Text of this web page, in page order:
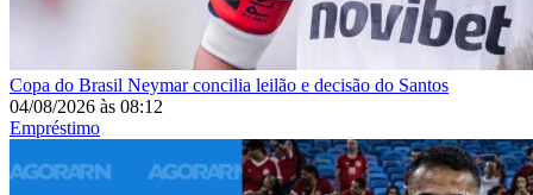
Copa do Brasil Neymar concilia leilão e decisão do Santos
04/08/2026 às 08:12
Empréstimo